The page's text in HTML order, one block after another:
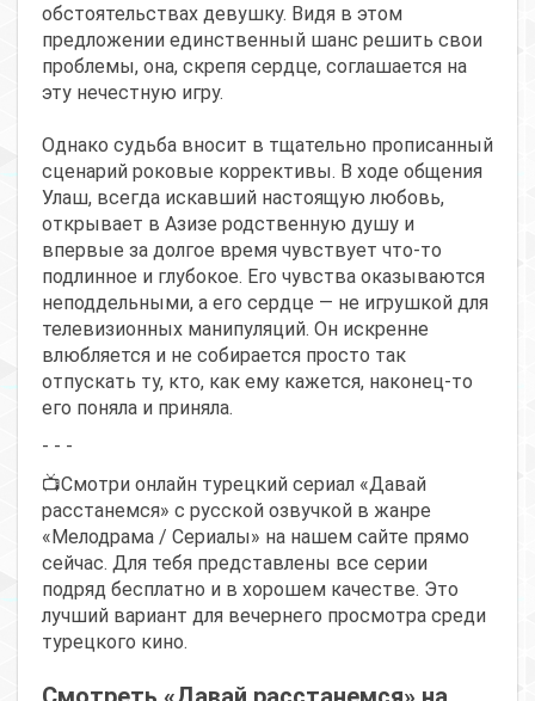
обстоятельствах девушку. Видя в этом
предложении единственный шанс решить свои
проблемы, она, скрепя сердце, соглашается на
эту нечестную игру.
Однако судьба вносит в тщательно прописанный
сценарий роковые коррективы. В ходе общения
Улаш, всегда искавший настоящую любовь,
открывает в Азизе родственную душу и
впервые за долгое время чувствует что-то
подлинное и глубокое. Его чувства оказываются
неподдельными, а его сердце — не игрушкой для
телевизионных манипуляций. Он искренне
влюбляется и не собирается просто так
отпускать ту, кто, как ему кажется, наконец-то
его поняла и приняла.
- - -
📺Смотри онлайн турецкий сериал «Давай
расстанемся» с русской озвучкой в жанре
«Мелодрама / Сериалы» на нашем сайте прямо
сейчас. Для тебя представлены все серии
подряд бесплатно и в хорошем качестве. Это
лучший вариант для вечернего просмотра среди
турецкого кино.